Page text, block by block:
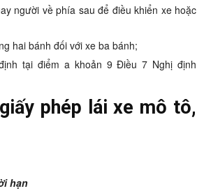
người về phía sau để điều khiển xe hoặc
hai bánh đối với xe ba bánh;
tại điểm a khoản 9 Điều 7 Nghị định
phép lái xe mô tô,
hạn